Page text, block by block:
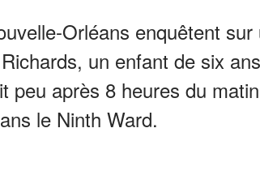
Orléans enquêtent
un enfant de six
peu après 8 heures du
le Ninth Ward.